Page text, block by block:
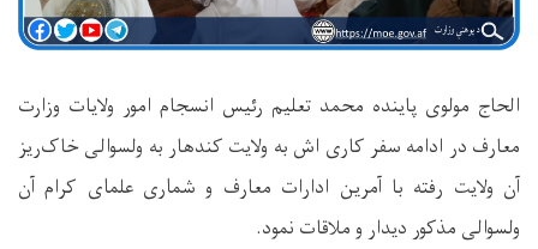
الحاج مولوی ‌پاینده محمد تعلیم رئیس انسجام امور ولایات وزارت
معارف در ادامه سفر کاری اش به ولایت کندهار به ولسوالی خاک‌ریز
آن ولایت رفته با آمرین ادارات معارف و شماری علمای کرام آن
ولسوالی مذکور دیدار و ‌ملاقات نمود.